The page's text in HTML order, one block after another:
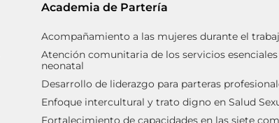
Academia de Partería
Acompañamiento a las mujeres durante el
Atención comunitaria de los servicios
neonatal
Desarrollo de liderazgo para parteras
Enfoque intercultural y trato digno en Salud
Fortalecimiento de capacidades en las siete